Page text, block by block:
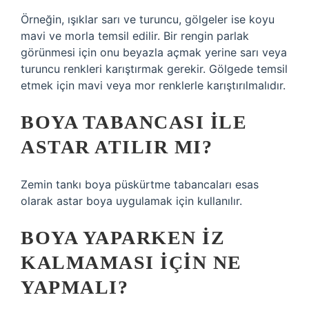
Örneğin, ışıklar sarı ve turuncu, gölgeler ise koyu
mavi ve morla temsil edilir. Bir rengin parlak
görünmesi için onu beyazla açmak yerine sarı veya
turuncu renkleri karıştırmak gerekir. Gölgede temsil
etmek için mavi veya mor renklerle karıştırılmalıdır.
BOYA TABANCASI ILE
ASTAR ATILIR MI?
Zemin tankı boya püskürtme tabancaları esas
olarak astar boya uygulamak için kullanılır.
BOYA YAPARKEN IZ
KALMAMASI IÇIN NE
YAPMALI?